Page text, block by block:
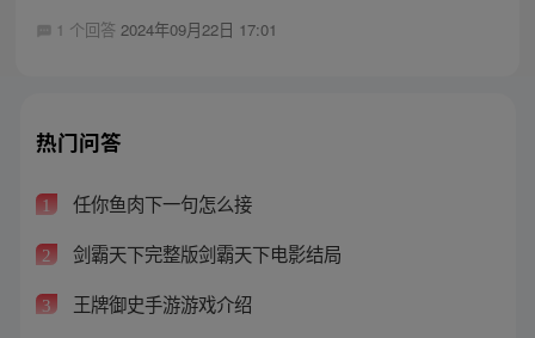
1 个回答 2024年09月22日 17:01
热门问答
1 任你鱼肉下一句怎么接
2 剑霸天下完整版剑霸天下电影结局
3 王牌御史手游游戏介绍